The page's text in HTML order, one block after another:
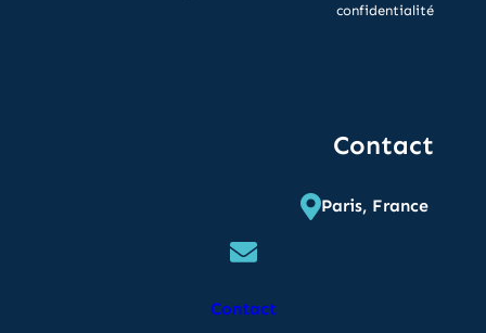
confidentialité
Contact
Paris, France
Contact